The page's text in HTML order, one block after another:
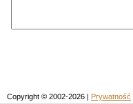
Copyright © 2002-2026 | Prywatność